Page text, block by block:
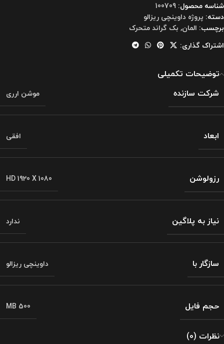
شناسه محصول: 100709
دسته: پروژه داوینچی ریزالو
برچسب: المان, بک گراند متحرک
اشتراک گذاری:
توضیحات تکمیلی
شرکت سازنده
موشن ارری
ابعاد افقی
رزولوشن HD 1920 X 1080
نیاز به پلاگین ندارد
سازگار با داوینچی ریزالو
حجم فایل 500 MB
نظرات (0)